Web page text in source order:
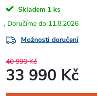
Skladem 1 ks
11.8.2026
Možnosti doručení
40 990 Kč
33 990 Kč